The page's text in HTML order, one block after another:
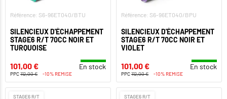
Référence: S6-96ET040/BTU
SILENCIEUX D'ÉCHAPPEMENT
STAGE6 R/T 70CC NOIR ET
TURQUOISE
101,00 € En stock
PPC112,00 € -10% REMISE
Référence: S6-96ET040/BPU
SILENCIEUX D'ÉCHAPPEMENT
STAGE6 R/T 70CC NOIR ET
VIOLET
101,00 € En stock
PPC112,00 € -10% REMISE
STAGE6 R/T STAGE6 R/T